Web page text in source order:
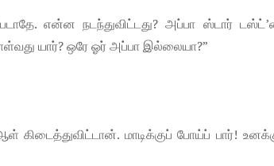
என்ன நடந்துவிட்டது? அப்பா ஸ்டார் டஸ்ட்’டை
யார்? ஒரே ஓர் அப்பா இல்லையா?”
கிடைத்துவிட்டான். மாடிக்குப் போய்ப் பார்!